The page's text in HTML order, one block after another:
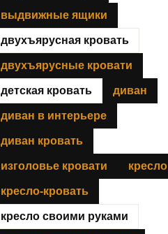
выдвижные ящики
двухъярусная кровать
двухъярусные кровати
детская кровать диван
диван в интерьере
диван кровать
изголовье кровати кресло
кресло-кровать
кресло своими руками